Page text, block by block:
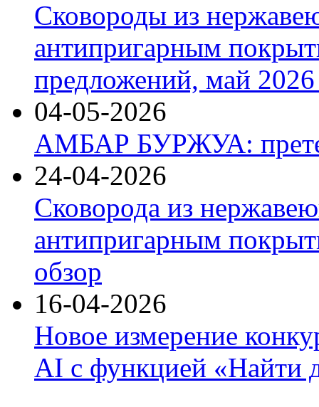
Сковороды из
антипригарным
предложений, май 2026
04-05-2026
АМБАР БУРЖУА:
24-04-2026
Сковорода из
антипригарным
обзор
16-04-2026
Новое измерение
AI с функцией «Найти